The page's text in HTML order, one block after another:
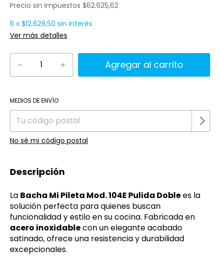
Precio sin impuestos $62.625,62
6 x $12.629,50 sin interés
Ver más detalles
Entregas para el CP:
MEDIOS DE ENVÍO
No sé mi código postal
Descripción
La Bacha Mi Pileta Mod. 104E Pulida Doblees la
solución perfecta para quienes buscan
funcionalidad y estilo en su cocina. Fabricada en
acero inoxidablecon un elegante acabado
satinado, ofrece una resistencia y durabilidad
excepcionales.